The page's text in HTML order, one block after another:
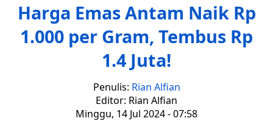
Harga Emas Antam Naik Rp
1.000 per Gram, Tembus Rp
1.4 Juta!
Penulis: Rian Alfian
Editor: Rian Alfian
Minggu, 14 Jul 2024 - 07:58